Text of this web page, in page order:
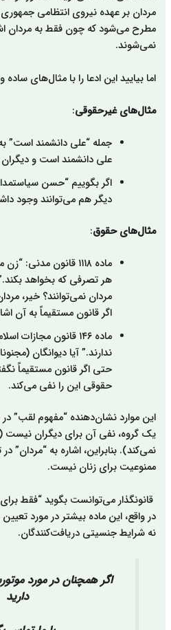
مردان بر عهده نیروی انتظامی
مطرح می‌شود که چون فقط به مردان
نمی‌شوند.
اما بیایید این ادعا را با مثال‌های
مثال‌های غیرحقوقی:
جمله “علی دانشمند است”
علی دانشمند است و دیگران
اگر بگوییم “حسن
دیگر هم می‌توانند وجود
مثال‌هایحقوق:
ماده ۱۱۱۸ قانون
هر تصرفی که بخواهد
مردان نمی‌توانند؟ خیر،
اگر قانون مستقیماً به آن
ماده ۱۴۶ قانون
ندارند.” آیا دیوانگان
حتی اگر قانون مستقیماً
حقوقی این را نفی می‌کند.
این موارد نشان‌دهنده “مفهوم لقب”
یک گروه، نفی آن برای دیگران نیست
ممنوعیت برای زنان نیست.
قانونگذار می‌توانست بگوید “فقط برای
در واقع، این ماده بیشتر در مورد
نه شرایط جنسیتی دریافت‌کنندگان.
اگر همچنان در مورد
دارید